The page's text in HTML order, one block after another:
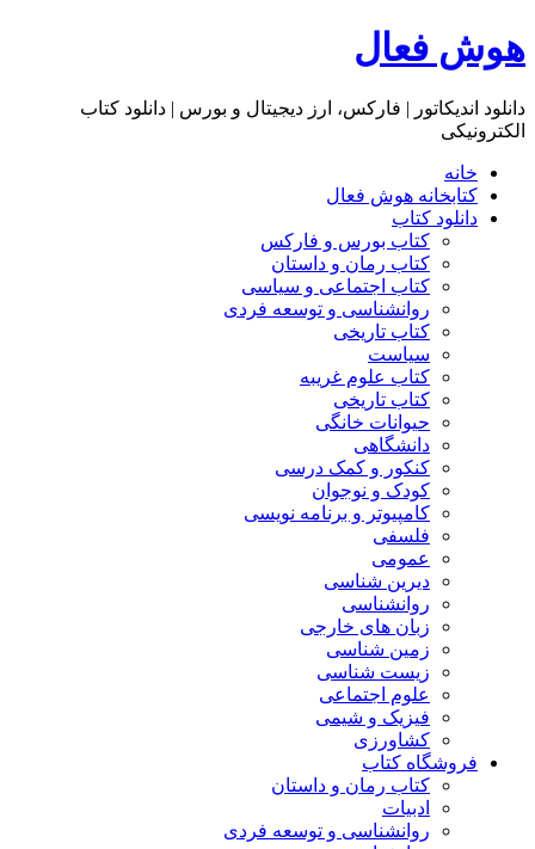
هوش فعال
دانلود اندیکاتور | فارکس، ارز دیجیتال و بورس | دانلود کتاب
الکترونیکی
خانه
کتابخانه هوش فعال
دانلود کتاب
کتاب بورس و فارکس
کتاب رمان و داستان
کتاب اجتماعی و سیاسی
روانشناسی و توسعه فردی
کتاب تاریخی
سیاست
کتاب علوم غریبه
کتاب تاریخی
حیوانات خانگی
دانشگاهی
کنکور و کمک‌ درسی
کودک و نوجوان
کامپیوتر و برنامه نویسی
فلسفی
عمومی
دیرین شناسی
روانشناسی
زبان های خارجی
زمین شناسی
زیست شناسی
علوم اجتماعی
فیزیک و شیمی
کشاورزی
فروشگاه کتاب
کتاب رمان و داستان
ادبیات
روانشناسی و توسعه فردی